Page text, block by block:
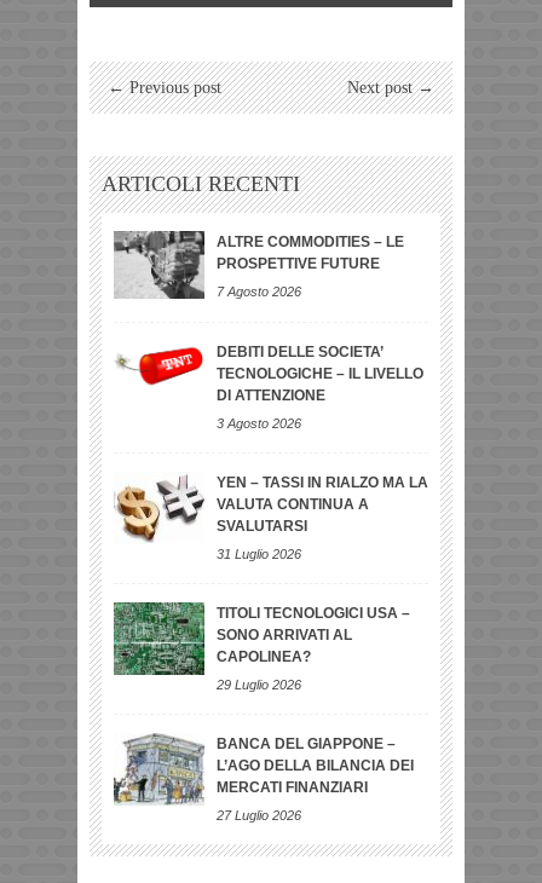
← Previous post Next post →
ARTICOLI RECENTI
ALTRE COMMODITIES – LE
PROSPETTIVE FUTURE
7 Agosto 2026
DEBITI DELLE SOCIETA’
TECNOLOGICHE – IL LIVELLO
DI ATTENZIONE
3 Agosto 2026
YEN – TASSI IN RIALZO MA LA
VALUTA CONTINUA A
SVALUTARSI
31 Luglio 2026
TITOLI TECNOLOGICI USA –
SONO ARRIVATI AL
CAPOLINEA?
29 Luglio 2026
BANCA DEL GIAPPONE –
L’AGO DELLA BILANCIA DEI
MERCATI FINANZIARI
27 Luglio 2026